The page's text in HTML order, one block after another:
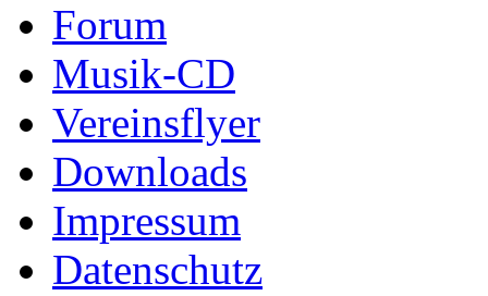
Forum
Musik-CD
Vereinsflyer
Downloads
Impressum
Datenschutz